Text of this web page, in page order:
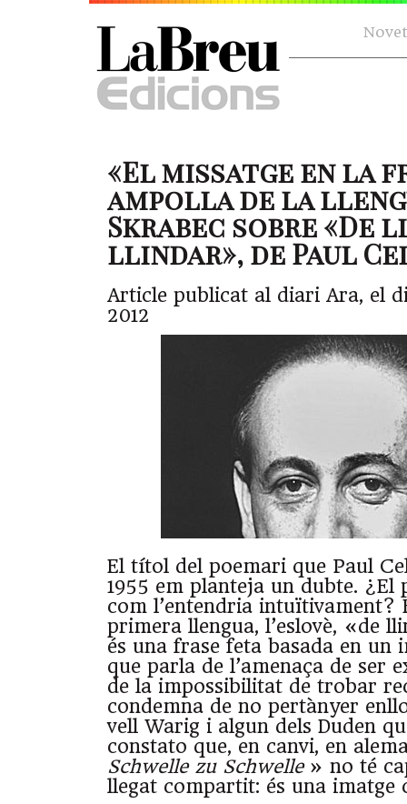
«El missatge en la
ampolla de la
Skrabec sobre «De
llindar», de Paul
Article publicat al diari Ara, el
2012
El títol del poemari que Paul
1955 em planteja un dubte. ¿El
com l’entendria intuïtivament?
primera llengua, l’eslovè, «de
és una frase feta basada en un
que parla de l’amenaça de ser
de la impossibilitat de trobar
condemna de no pertànyer
vell Warig i algun dels Duden
constato que, en canvi, en
Schwelle zu Schwelle» no té
llegat compartit: és una imatge